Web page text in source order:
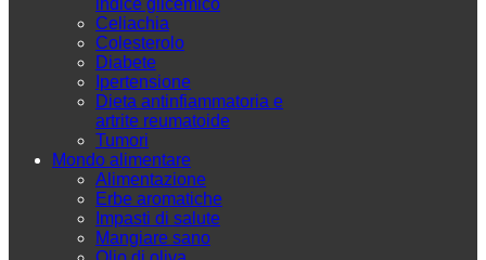
Celiachia
Colesterolo
Diabete
Ipertensione
Dieta antinfiammatoria e
artrite reumatoide
Tumori
Mondo alimentare
Alimentazione
Erbe aromatiche
Impasti di salute
Mangiare sano